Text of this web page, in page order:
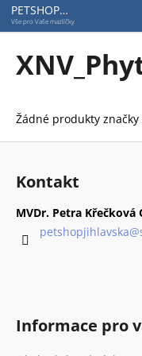
Přejít
na
obsah
PETSHOP
Jihlavská
Vše pro Vaše mazlíčky
Žádné produkty značky
o
o
p
o
t
ř
e
b
u
t
e
Z
Kontakt
MVDr. Petra Křečková
petshopjihlavska@
Informace pro